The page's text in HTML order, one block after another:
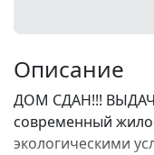
Описание
ДОМ СДАН!!!
современный
экологическими